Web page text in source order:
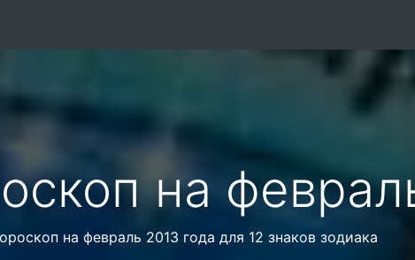
на
на февраль 2013 года для 12 знаков зодиака